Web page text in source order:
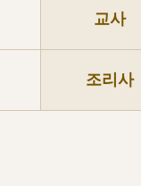
교사
조리사